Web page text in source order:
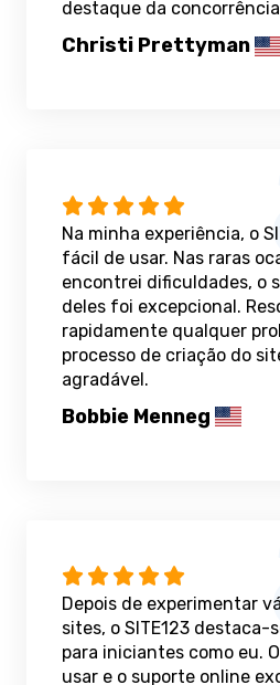
destaque da
Christi Prettyman
Na minha experiência, o
fácil de usar. Nas raras
encontrei dificuldades, o
deles foi excepcional.
rapidamente qualquer
processo de criação do
agradável.
Bobbie Menneg
Depois de experimentar
sites, o SITE123 destaca-
para iniciantes como eu.
usar e o suporte online